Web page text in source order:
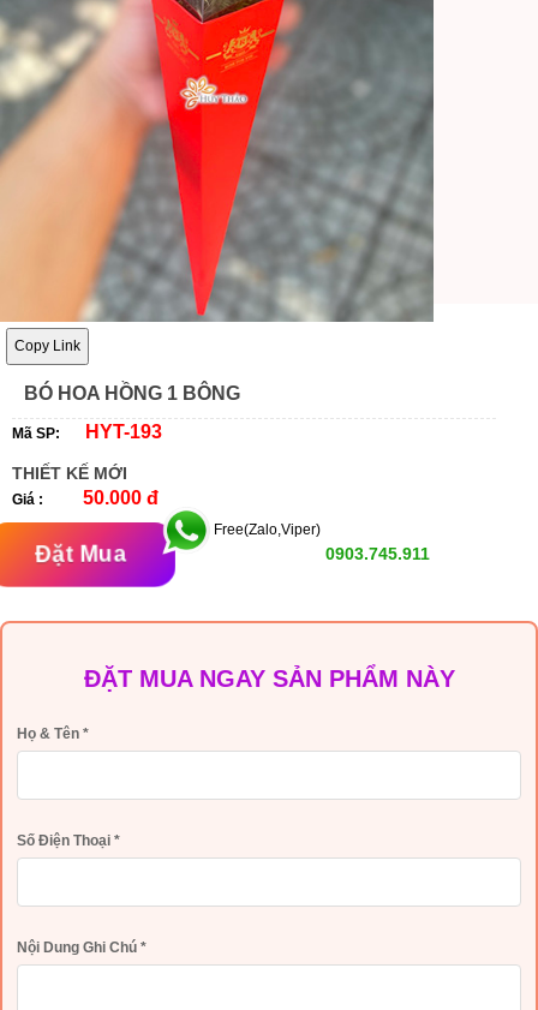
Copy Link
BÓ HOA HỒNG 1 BÔNG
Mã SP: HYT-193
THIẾT KẾ MỚI
Giá : 50.000 đ
Đặt Mua
Free(Zalo,Viper)
0903.745.911
ĐẶT MUA NGAY SẢN PHẨM NÀY
Họ & Tên *
Số Điện Thoại *
Nội Dung Ghi Chú *